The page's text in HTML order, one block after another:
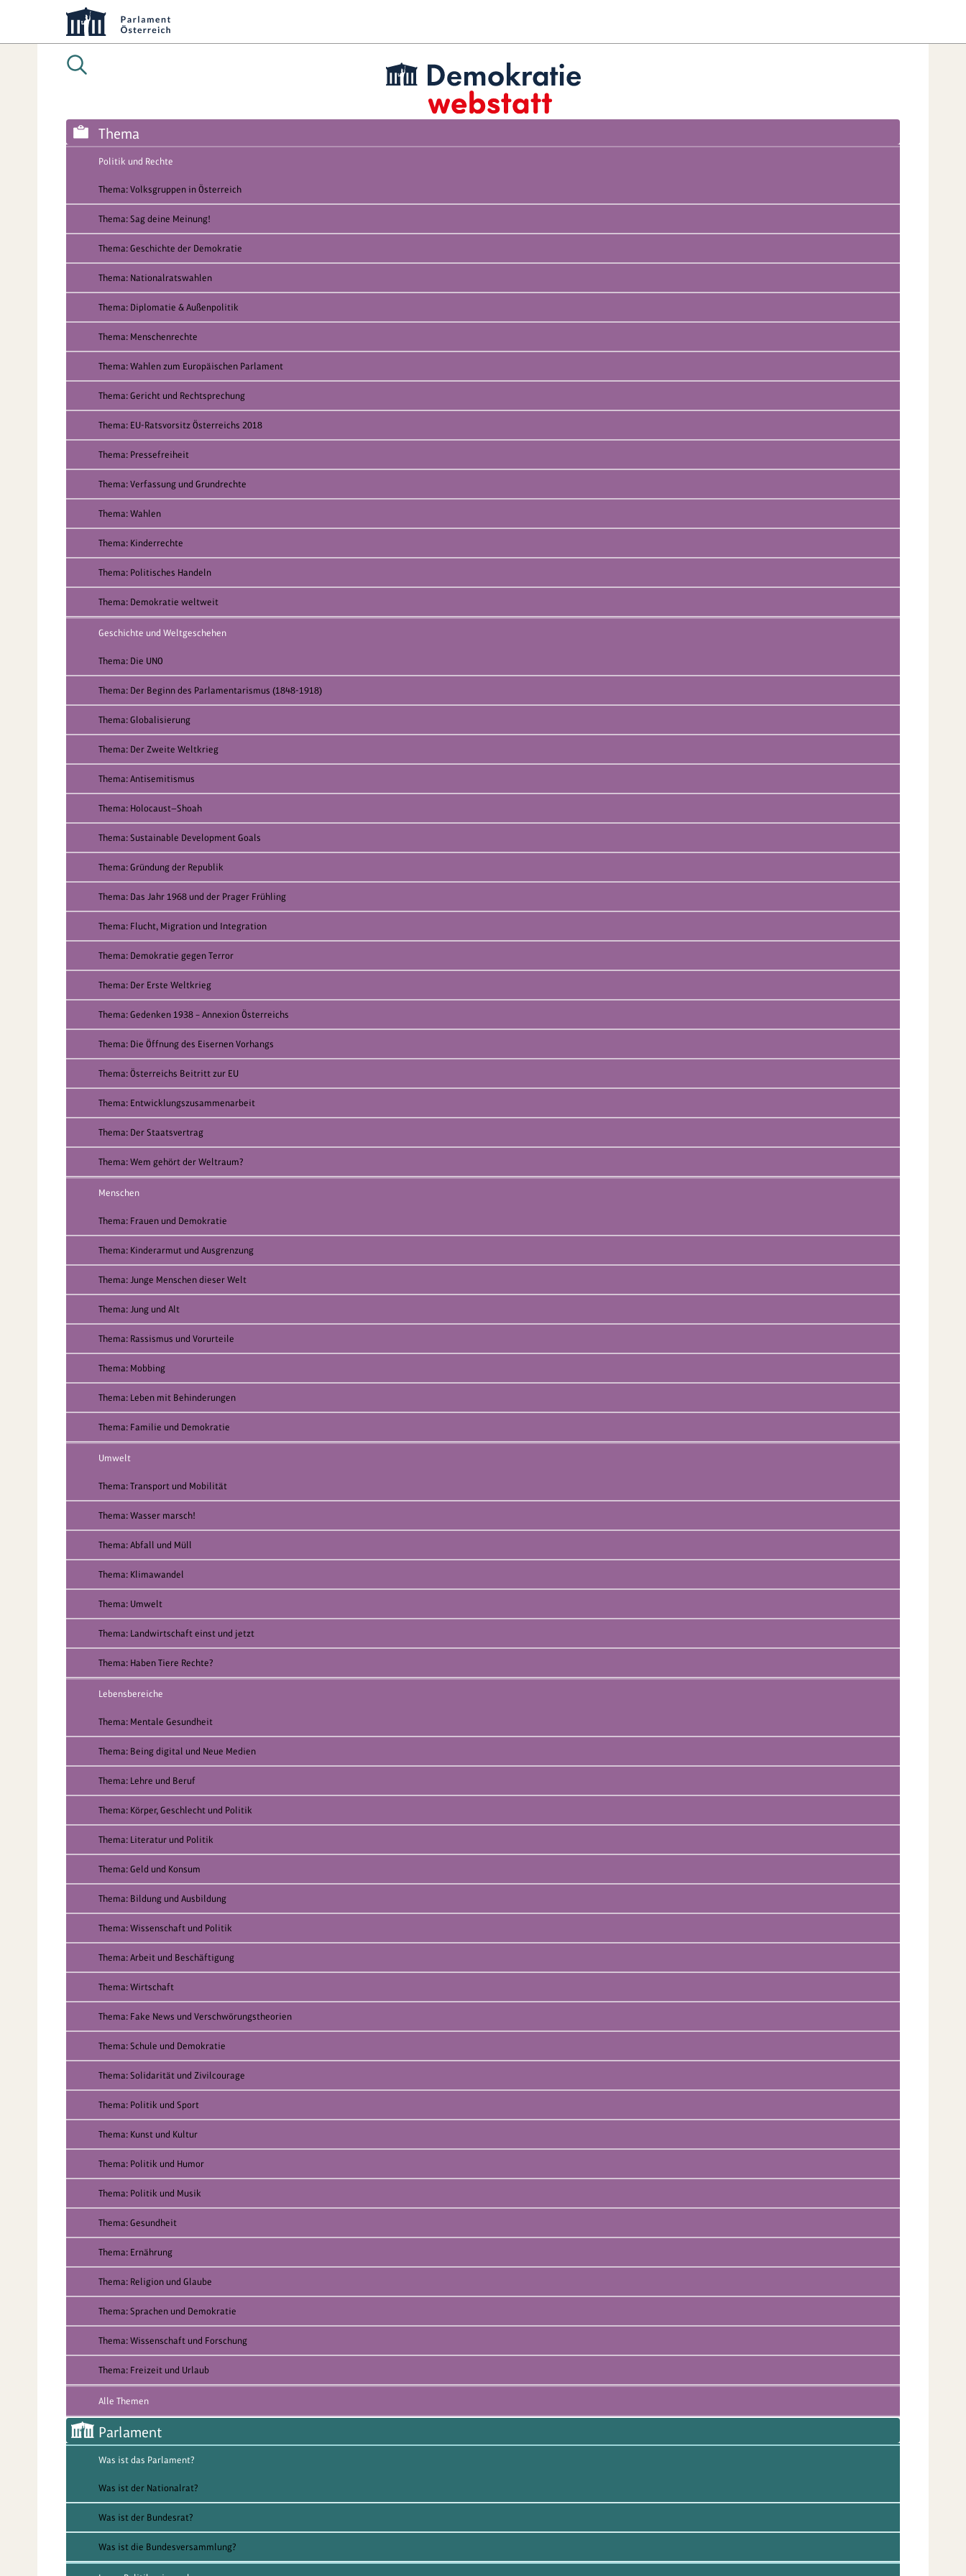
Thema
Politik und Rechte
Thema: Volksgruppen in Österreich
Thema: Sag deine Meinung!
Thema: Geschichte der Demokratie
Thema: Nationalratswahlen
Thema: Diplomatie & Außenpolitik
Thema: Menschenrechte
Thema: Wahlen zum Europäischen Parlament
Thema: Gericht und Rechtsprechung
Thema: EU-Ratsvorsitz Österreichs 2018
Thema: Pressefreiheit
Thema: Verfassung und Grundrechte
Thema: Wahlen
Thema: Kinderrechte
Thema: Politisches Handeln
Thema: Demokratie weltweit
Geschichte und Weltgeschehen
Thema: Die UNO
Thema: Der Beginn des Parlamentarismus (1848-1918)
Thema: Globalisierung
Thema: Der Zweite Weltkrieg
Thema: Antisemitismus
Thema: Holocaust—Shoah
Thema: Sustainable Development Goals
Thema: Gründung der Republik
Thema: Das Jahr 1968 und der Prager Frühling
Thema: Flucht, Migration und Integration
Thema: Demokratie gegen Terror
Thema: Der Erste Weltkrieg
Thema: Gedenken 1938 – Annexion Österreichs
Thema: Die Öffnung des Eisernen Vorhangs
Thema: Österreichs Beitritt zur EU
Thema: Entwicklungszusammenarbeit
Thema: Der Staatsvertrag
Thema: Wem gehört der Weltraum?
Menschen
Thema: Frauen und Demokratie
Thema: Kinderarmut und Ausgrenzung
Thema: Junge Menschen dieser Welt
Thema: Jung und Alt
Thema: Rassismus und Vorurteile
Thema: Mobbing
Thema: Leben mit Behinderungen
Thema: Familie und Demokratie
Umwelt
Thema: Transport und Mobilität
Thema: Wasser marsch!
Thema: Abfall und Müll
Thema: Klimawandel
Thema: Umwelt
Thema: Landwirtschaft einst und jetzt
Thema: Haben Tiere Rechte?
Lebensbereiche
Thema: Mentale Gesundheit
Thema: Being digital und Neue Medien
Thema: Lehre und Beruf
Thema: Körper, Geschlecht und Politik
Thema: Literatur und Politik
Thema: Geld und Konsum
Thema: Bildung und Ausbildung
Thema: Wissenschaft und Politik
Thema: Arbeit und Beschäftigung
Thema: Wirtschaft
Thema: Fake News und Verschwörungstheorien
Thema: Schule und Demokratie
Thema: Solidarität und Zivilcourage
Thema: Politik und Sport
Thema: Kunst und Kultur
Thema: Politik und Humor
Thema: Politik und Musik
Thema: Gesundheit
Thema: Ernährung
Thema: Religion und Glaube
Thema: Sprachen und Demokratie
Thema: Wissenschaft und Forschung
Thema: Freizeit und Urlaub
Alle Themen
Parlament
Was ist das Parlament?
Was ist der Nationalrat?
Was ist der Bundesrat?
Was ist die Bundesversammlung?